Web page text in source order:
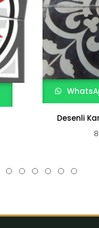
Desenli